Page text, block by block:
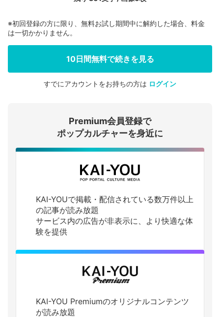
会員登録する
ログインする
※初回登録の方に限り、無料お試し期間中に解約した場合、料金
は一切かかりません。
10日間無料で続きを見る
すでにアカウントをお持ちの方は ログイン
Premium会員登録で
ポップカルチャーを身近に
KAI-YOUで掲載・配信されている数万件以上
の記事が読み放題
サービス内の広告が非表示に、より快適な体
験を提供
KAI-YOU Premiumのオリジナルコンテンツ
が読み放題